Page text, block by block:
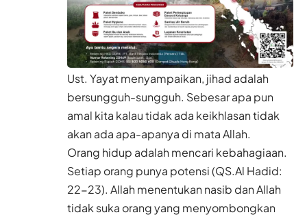
Ust. Yayat menyampaikan, jihad adalah
bersungguh-sungguh. Sebesar apa pun
amal kita kalau tidak ada keikhlasan tidak
akan ada apa-apanya di mata Allah.
Orang hidup adalah mencari kebahagiaan.
Setiap orang punya potensi (QS.Al Hadid:
22-23). Allah menentukan nasib dan Allah
tidak suka orang yang menyombongkan